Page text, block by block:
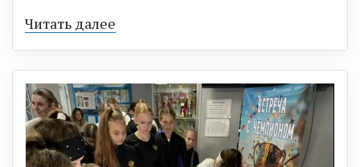
Читать далее